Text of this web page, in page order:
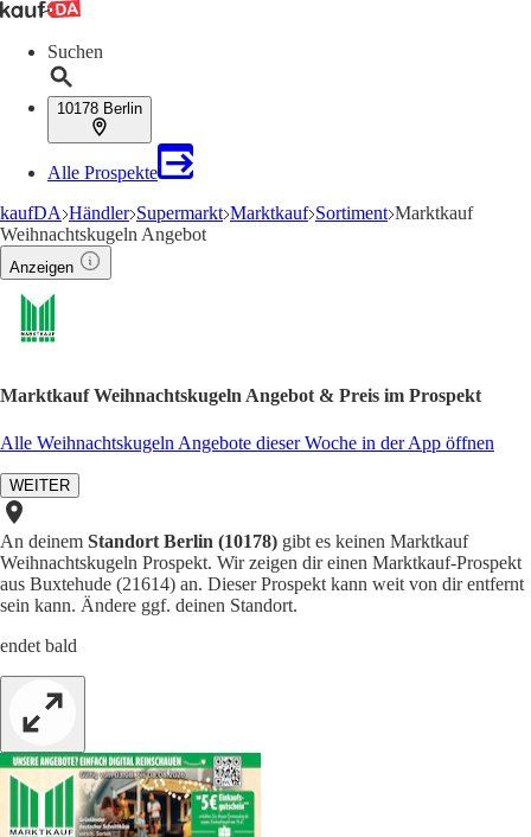
Suchen
10178 Berlin
Alle Prospekte
kaufDA Händler Supermarkt Marktkauf Sortiment Marktkauf
Weihnachtskugeln Angebot
Anzeigen
Marktkauf Weihnachtskugeln Angebot & Preis im Prospekt
Alle Weihnachtskugeln Angebote dieser Woche in der App öffnen
WEITER
An deinem Standort Berlin (10178) gibt es keinen Marktkauf
Weihnachtskugeln Prospekt. Wir zeigen dir einen Marktkauf-Prospekt
aus Buxtehude (21614) an. Dieser Prospekt kann weit von dir entfernt
sein kann. Ändere ggf. deinen Standort.
endet bald